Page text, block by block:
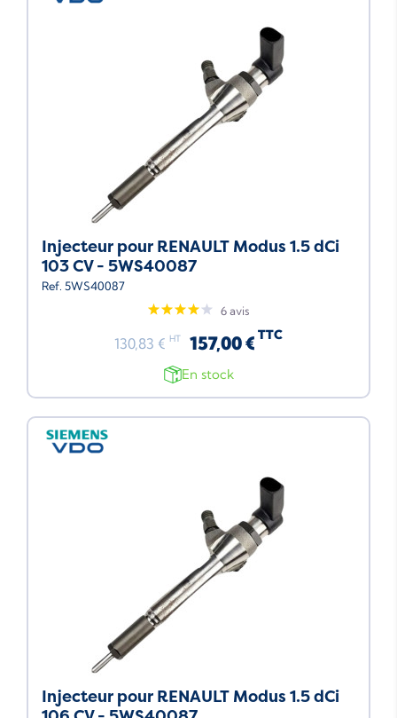
Injecteur pour RENAULT Modus 1.5 dCi
103 CV - 5WS40087
Ref. 5WS40087
6 avis
130,83 € HT 157,00 € TTC
En stock
Injecteur pour RENAULT Modus 1.5 dCi